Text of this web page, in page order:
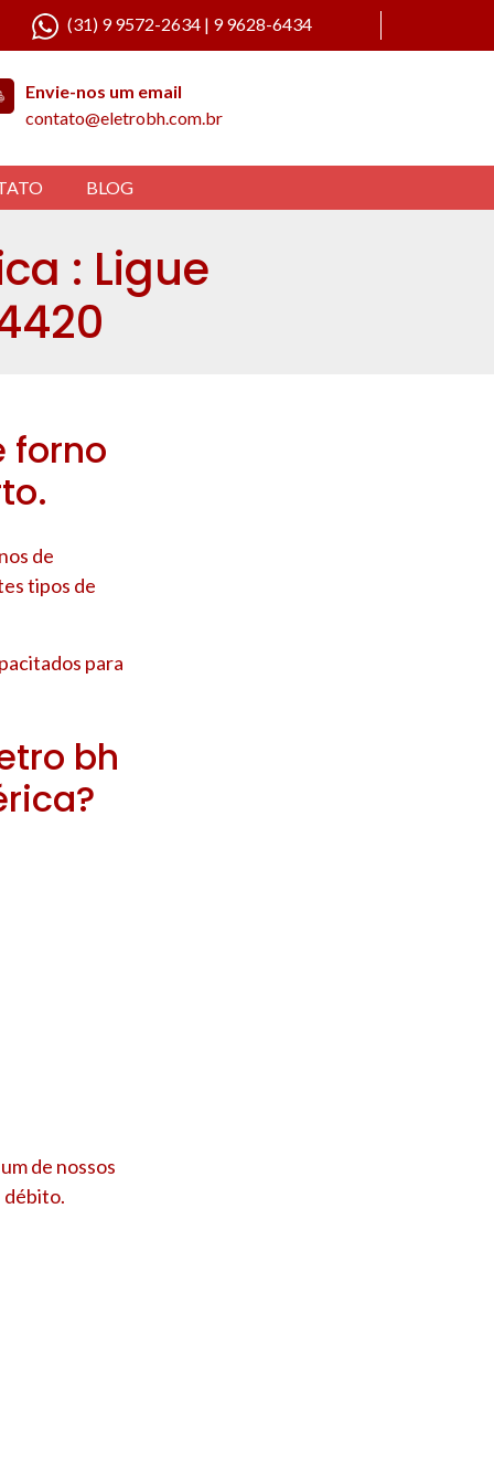
(31) 9 9572-2634 | 9 9628-6434
Envie-nos um email
contato@eletrobh.com.br
BLOG
: Ligue
forno
de
tipos de
para
bh
de nossos
débito.